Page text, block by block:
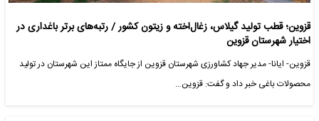
قزوین؛ قطب تولید گیلاس، زغال‌اخته و زیتون کشور / رتبه‌های برتر باغداری در
اختیار شهرستان قزوین
قزوین- ایانا- مدیر جهاد کشاورزی شهرستان قزوین از جایگاه ممتاز این شهرستان در تولید
محصولات باغی خبر داد و گفت: قزوین…